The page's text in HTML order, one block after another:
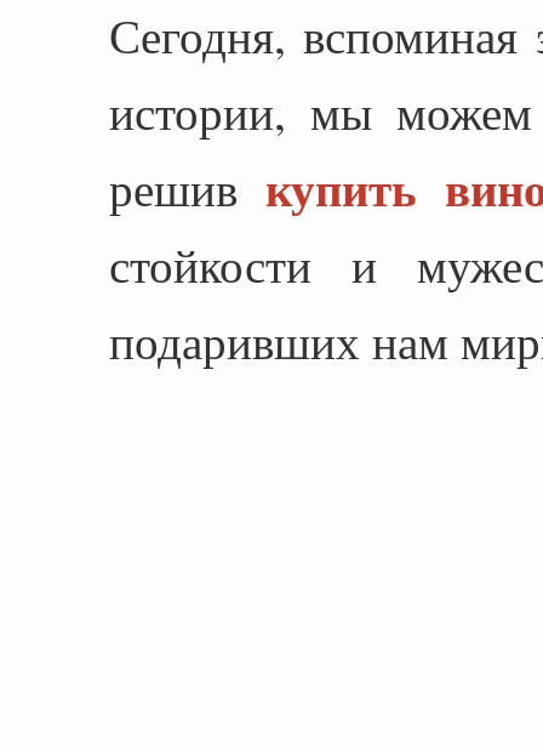
Сегодня, вспоминая
истории, мы можем
решив купить
стойкости и
подаривших нам